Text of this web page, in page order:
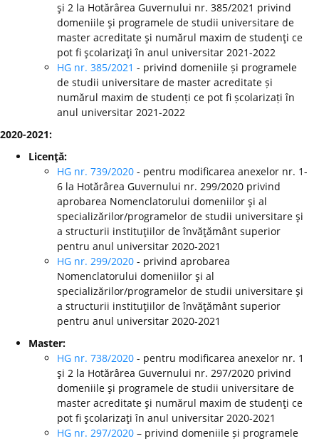
şi 2 la Hotărârea Guvernului nr. 385/2021 privind
domeniile şi programele de studii universitare de
master acreditate şi numărul maxim de studenţi ce
pot fi şcolarizaţi în anul universitar 2021-2022
HG nr. 385/2021 - privind domeniile și programele
de studii universitare de master acreditate și
numărul maxim de studenți ce pot fi școlarizați în
anul universitar 2021-2022
2020-2021:
Licenţă:
HG nr. 739/2020 - pentru modificarea anexelor nr. 1-
6 la Hotărârea Guvernului nr. 299/2020 privind
aprobarea Nomenclatorului domeniilor şi al
specializărilor/programelor de studii universitare şi
a structurii instituţiilor de învăţământ superior
pentru anul universitar 2020-2021
HG nr. 299/2020 - privind aprobarea
Nomenclatorului domeniilor şi al
specializărilor/programelor de studii universitare şi
a structurii instituţiilor de învăţământ superior
pentru anul universitar 2020-2021
Master:
HG nr. 738/2020 - pentru modificarea anexelor nr. 1
şi 2 la Hotărârea Guvernului nr. 297/2020 privind
domeniile şi programele de studii universitare de
master acreditate şi numărul maxim de studenţi ce
pot fi şcolarizaţi în anul universitar 2020-2021
HG nr. 297/2020 – privind domeniile și programele